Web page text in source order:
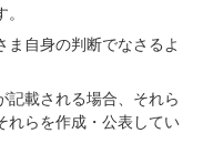
ま自身の判断でなさるよ
記載される場合、それら
れらを作成・公表してい